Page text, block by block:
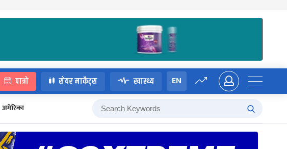
पात्रो सेयर मार्केट्स स्वास्थ्य EN
अमेरिका